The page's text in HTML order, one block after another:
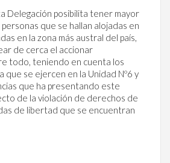
Delegación posibilita tener mayor
que se hallan alojadas en
en la zona más austral del país,
de cerca el accionar
todo, teniendo en cuenta los
que se ejercen en la Unidad Nº6 y
que ha presentando este
de la violación de derechos de
de libertad que se encuentran